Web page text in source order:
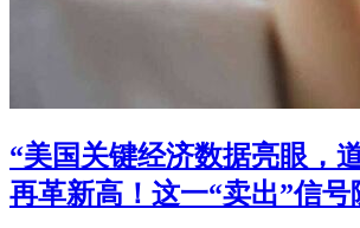
“美国关键经济数据亮眼，
再革新高！这一“卖出”信号